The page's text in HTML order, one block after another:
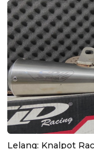
Lelang: Knalpot